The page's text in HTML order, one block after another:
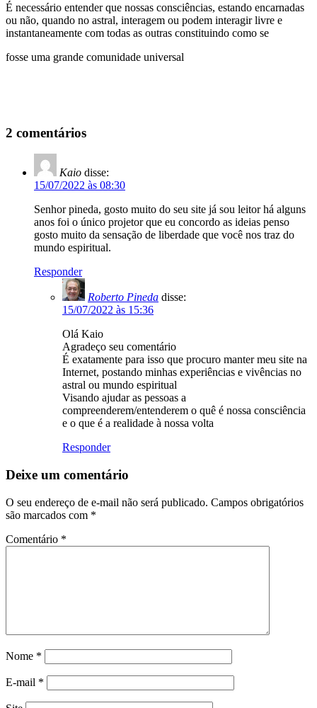
É necessário entender que nossas consciências, estando encarnadas
ou não, quando no astral, interagem ou podem interagir livre e
instantaneamente com todas as outras constituindo como se
fosse uma grande comunidade universal
2 comentários
Kaio disse:
15/07/2022 às 08:30
Senhor pineda, gosto muito do seu site já sou leitor há alguns
anos foi o único projetor que eu concordo as ideias penso
gosto muito da sensação de liberdade que você nos traz do
mundo espiritual.
Responder
Roberto Pineda disse:
15/07/2022 às 15:36
Olá Kaio
Agradeço seu comentário
É exatamente para isso que procuro manter meu site na
Internet, postando minhas experiências e vivências no
astral ou mundo espiritual
Visando ajudar as pessoas a
compreenderem/entenderem o quê é nossa consciência
e o que é a realidade à nossa volta
Responder
Deixe um comentário
O seu endereço de e-mail não será publicado. Campos obrigatórios
são marcados com *
Comentário *
Nome *
E-mail *